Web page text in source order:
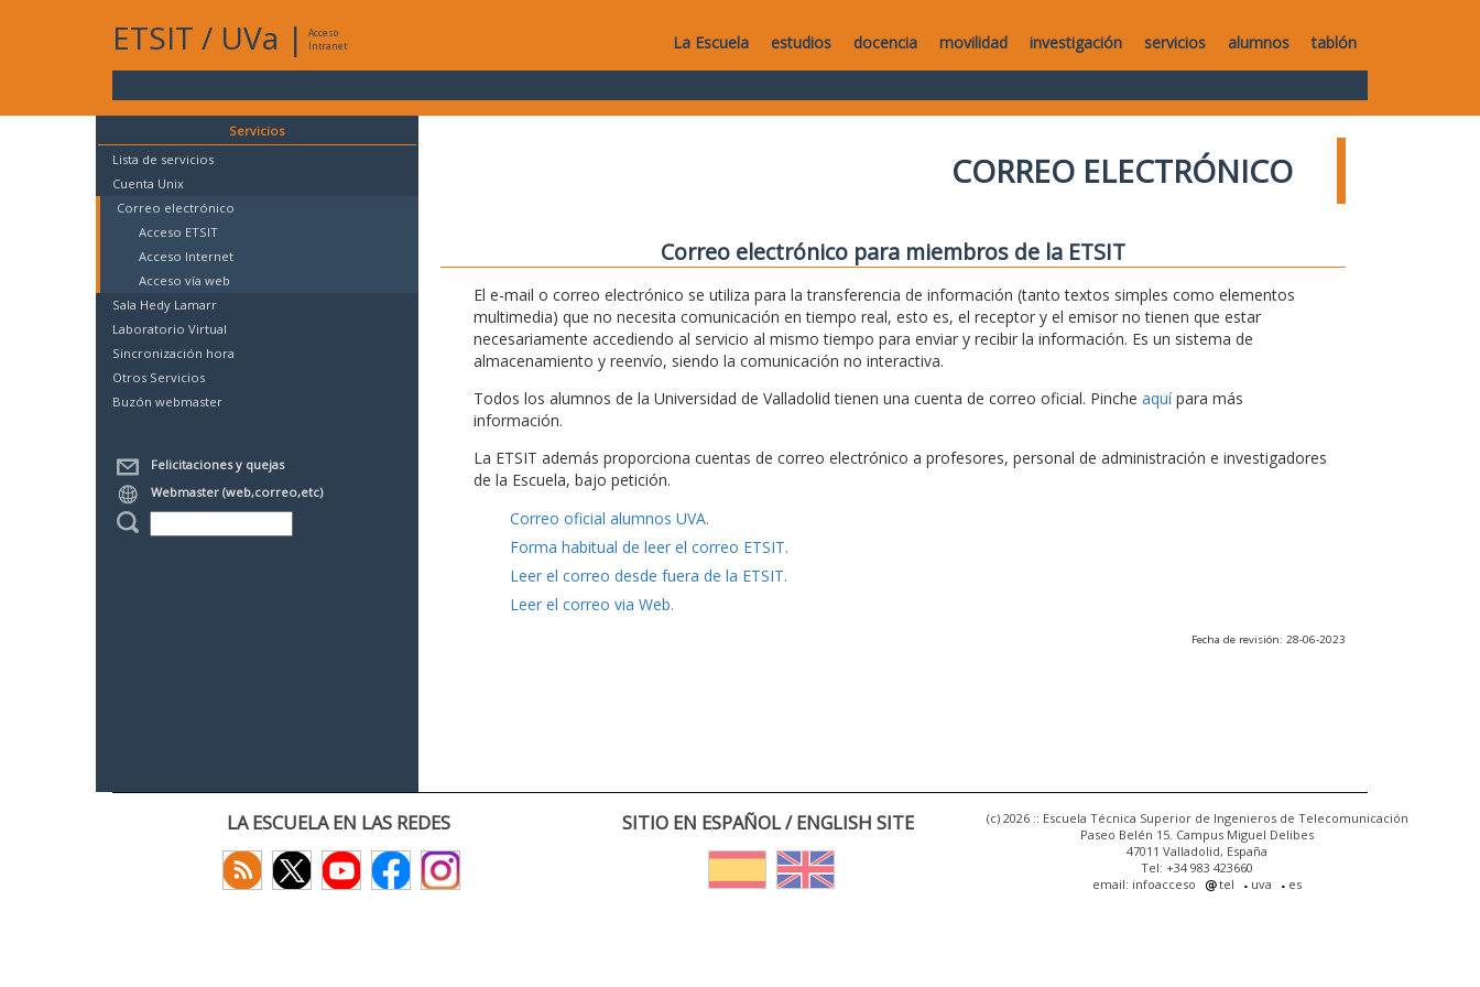
ETSIT / UVa |
Acceso
Intranet
La Escuela estudios docencia movilidad investigación servicios alumnos tablón
Servicios
Lista de servicios
Cuenta Unix
Correo electrónico
Acceso ETSIT
Acceso Internet
Acceso vía web
Sala Hedy Lamarr
Laboratorio Virtual
Sincronización hora
Otros Servicios
Buzón webmaster
Felicitaciones y quejas
Webmaster (web,correo,etc)
CORREO ELECTRÓNICO
Correo electrónico para miembros de la ETSIT
El e-mail o correo electrónico se utiliza para la transferencia de información (tanto textos simples como elementos
multimedia) que no necesita comunicación en tiempo real, esto es, el receptor y el emisor no tienen que estar
necesariamente accediendo al servicio al mismo tiempo para enviar y recibir la información. Es un sistema de
almacenamiento y reenvío, siendo la comunicación no interactiva.
Todos los alumnos de la Universidad de Valladolid tienen una cuenta de correo oficial. Pinche aquípara más
información.
La ETSIT además proporciona cuentas de correo electrónico a profesores, personal de administración e investigadores
de la Escuela, bajo petición.
Correo oficial alumnos UVA.
Forma habitual de leer el correo ETSIT.
Leer el correo desde fuera de la ETSIT.
Leer el correo via Web.
Fecha de revisión: 28-06-2023
LA ESCUELA EN LAS REDES SITIO EN ESPAÑOL / ENGLISH SITE
(c) 2026 :: Escuela Técnica Superior de Ingenieros de Telecomunicación
Paseo Belén 15. Campus Miguel Delibes
47011 Valladolid, España
Tel: +34 983 423660
email: infoacceso
tel uva es